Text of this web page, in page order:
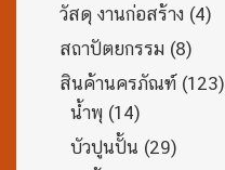
วัสดุ งานก่อสร้าง (4)
สถาปัตยกรรม (8)
สินค้านครภัณฑ์ (123)
น้ำพุ (14)
บัวปูนปั้น (29)